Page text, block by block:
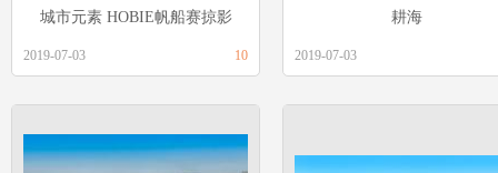
城市元素 HOBIE帆船赛掠影
2019-07-03 10
耕海
2019-07-03